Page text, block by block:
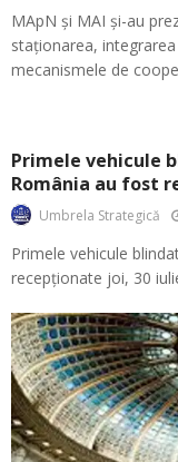
MApN și MAI și-au
staționarea,
mecanismele de
Primele vehicule
România au fost
Umbrela Strategică
Primele vehicule
recepționate joi, 30